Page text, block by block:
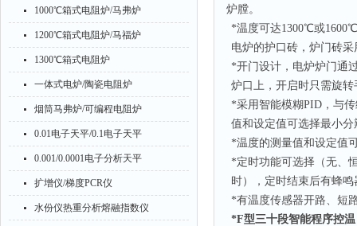
1000℃箱式电阻炉/马弗炉
1200℃箱式电阻炉/马福炉
1300℃箱式电阻炉
一体式电炉/陶瓷电阻炉
烟筒马弗炉/可编程电阻炉
0.01电子天平/0.1电子天平
0.001/0.0001电子分析天平
扩增仪/梯度PCR仪
水份仪热重分析熔融指数仪
炉膛。
*温度可达1300℃或
电炉的护口砖，炉门砖
*开门设计，电炉炉门通
炉口上，开启时只需旋
*采用智能模糊PID，与
值和设定值可选择最小
*温度的测量值和设定值
*定时功能可选择（无、
时），定时结束后有蜂
*有温度传感器开路、短
*F型三十段智能程序控温